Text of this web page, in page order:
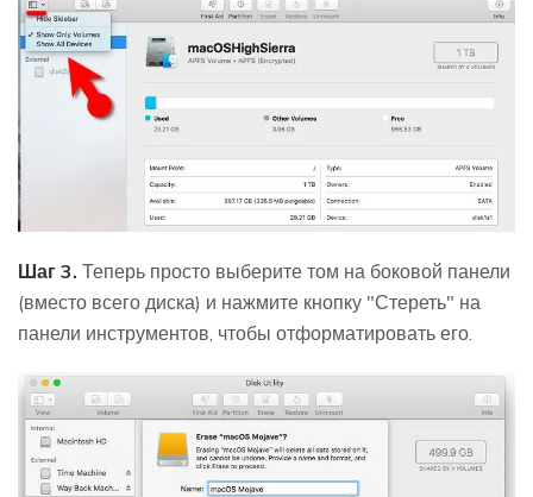
Шаг 3. Теперь просто выберите том на боковой панели
(вместо всего диска) и нажмите кнопку "Стереть" на
панели инструментов, чтобы отформатировать его.